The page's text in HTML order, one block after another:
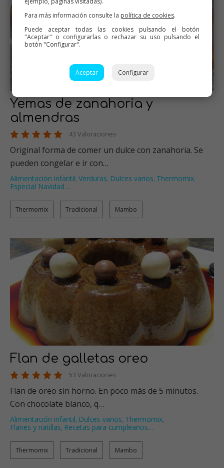
Yemas de zanahoria y
almendras
43 Valoraciones
Original forma de comer un dulce con zanahoria. Se
pueden congelar e ir con…
Alimentación infantil, Verduras, Dulces varios, Thermomix,
Especial Navidad…
Thermomix Tradicional Mambo
Flan de galletas oreo
53 Valoraciones
Flan de oreo sin horno. En poco más de 5 minutos.
Con chocolate blanco, q…
Alimentación infantil, Dulces varios, Thermomix,
Flanes y natillas, Recetas para cumpleaños…
Thermomix Tradicional Mambo
Para más información consulte la política de cookies.
Puede aceptar todas las cookies pulsando el botón
"Aceptar" o configurarlas o rechazar su uso pulsando el
botón "Configurar".
Aceptar Configurar